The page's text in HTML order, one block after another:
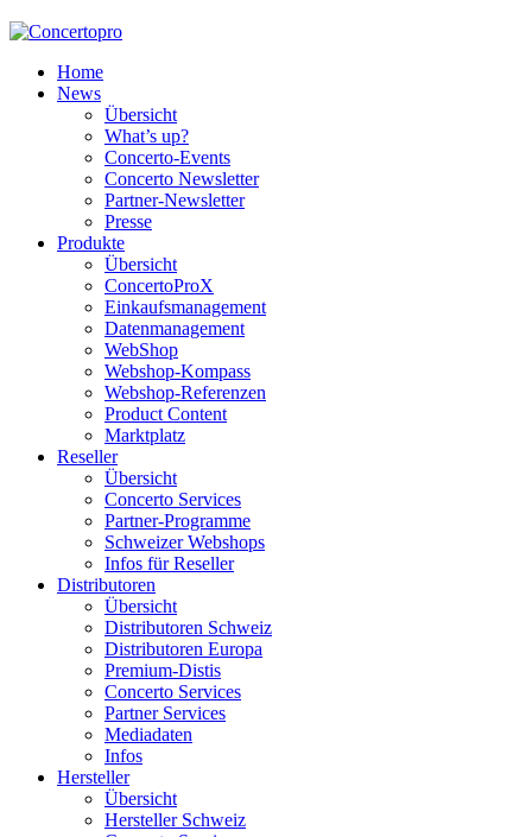
Home
News
Übersicht
What’s up?
Concerto-Events
Concerto Newsletter
Partner-Newsletter
Presse
Produkte
Übersicht
ConcertoProX
Einkaufsmanagement
Datenmanagement
WebShop
Webshop-Kompass
Webshop-Referenzen
Product Content
Marktplatz
Reseller
Übersicht
Concerto Services
Partner-Programme
Schweizer Webshops
Infos für Reseller
Distributoren
Übersicht
Distributoren Schweiz
Distributoren Europa
Premium-Distis
Concerto Services
Partner Services
Mediadaten
Infos
Hersteller
Übersicht
Hersteller Schweiz